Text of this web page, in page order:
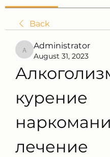
Back
Administrator
Administrator
August 31, 2023
курение
лечение